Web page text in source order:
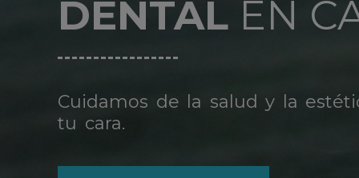
DENTAL EN
Cuidamos de la salud y la
tu cara.